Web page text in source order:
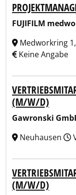
FUJIFILM
Medworkring
Keine Angabe
(M/W/D)
Gawronski
Neuhausen
M/W/D)